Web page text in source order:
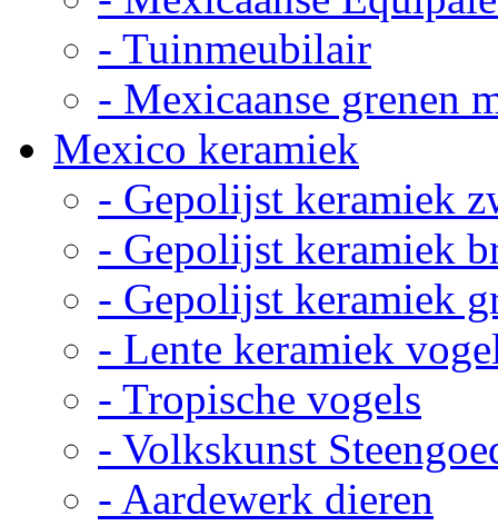
- Tuinmeubilair
- Mexicaanse grenen
Mexico keramiek
- Gepolijst keramiek
- Gepolijst keramiek
- Gepolijst keramiek
- Lente keramiek
- Tropische vogels
- Volkskunst
- Aardewerk dieren